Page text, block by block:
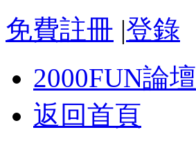
免費註冊 |登錄
2000FUN論壇
返回首頁